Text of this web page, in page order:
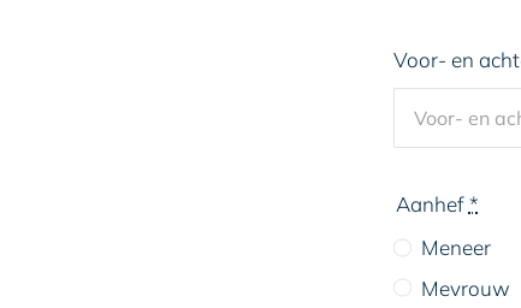
Voor- en
Aanhef*
Meneer
Mevrouw